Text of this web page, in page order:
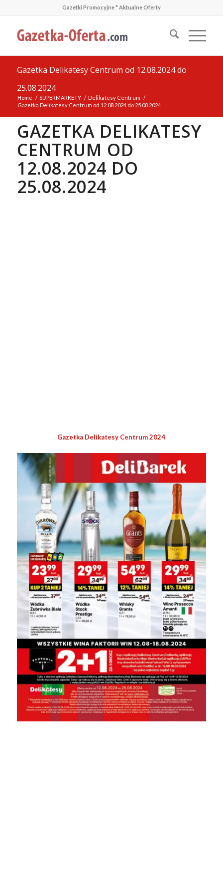
Gazetki Promocyjne * Aktualne Oferty
Gazetka Delikatesy Centrum od 12.08.2024 do
25.08.2024
Home / SUPERMARKETY / Delikatesy Centrum /
Gazetka Delikatesy Centrum od 12.08.2024 do 25.08.2024
GAZETKA DELIKATESY
CENTRUM OD
12.08.2024 DO
25.08.2024
Gazetka Delikatesy Centrum 2024